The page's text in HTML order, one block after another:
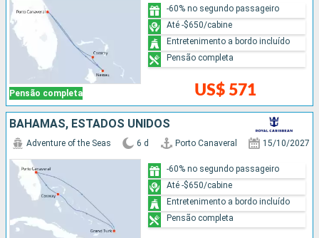
Pensão completa US$ 571
-60% no segundo passageiro
Até -$650/cabine
Entretenimento a bordo incluído
Pensão completa
BAHAMAS, ESTADOS UNIDOS
Adventure of the Seas 6 d Porto Canaveral 15/10/2027
-60% no segundo passageiro
Até -$650/cabine
Entretenimento a bordo incluído
Pensão completa